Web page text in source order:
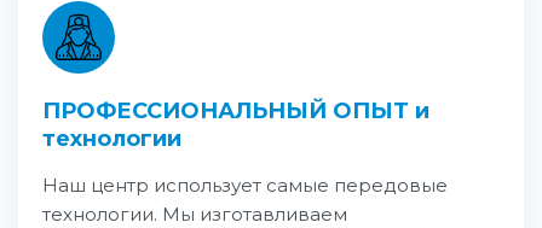
ПРОФЕССИОНАЛЬНЫЙ ОПЫТ и
технологии
Наш центр использует самые передовые
технологии. Мы изготавливаем